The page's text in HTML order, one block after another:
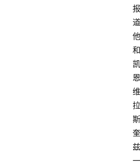
报
道
他
和
凯
恩
维
拉
斯
奎
兹
一